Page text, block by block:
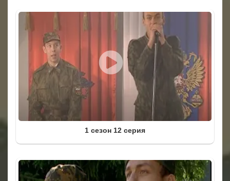
1 сезон 12 серия